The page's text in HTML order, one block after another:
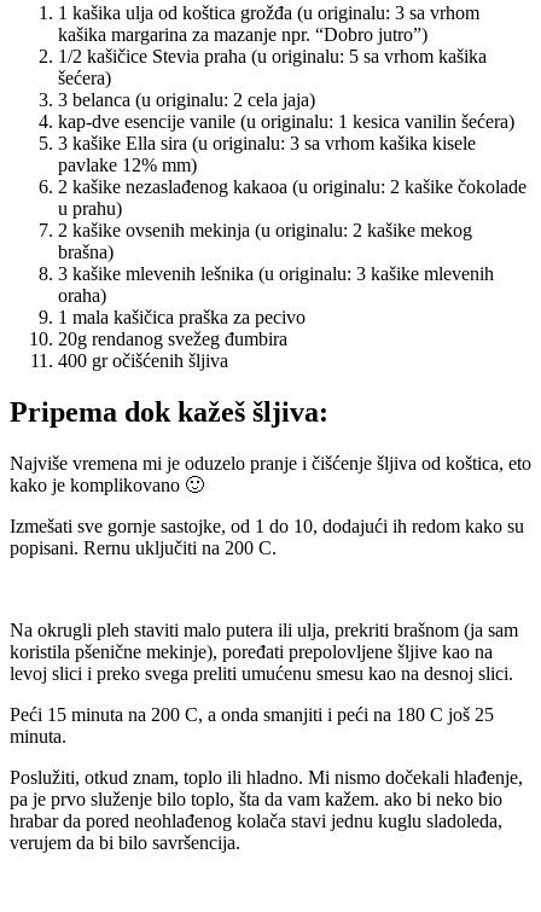
1 kašika ulja od koštica grožđa (u originalu: 3 sa vrhom
kašika margarina za mazanje npr. “Dobro jutro”)
1/2 kašičice Stevia praha (u originalu: 5 sa vrhom kašika
šećera)
3 belanca (u originalu: 2 cela jaja)
kap-dve esencije vanile (u originalu: 1 kesica vanilin šećera)
3 kašike Ella sira (u originalu: 3 sa vrhom kašika kisele
pavlake 12% mm)
2 kašike nezaslađenog kakaoa (u originalu: 2 kašike čokolade
u prahu)
2 kašike ovsenih mekinja (u originalu: 2 kašike mekog
brašna)
3 kašike mlevenih lešnika (u originalu: 3 kašike mlevenih
oraha)
1 mala kašičica praška za pecivo
20g rendanog svežeg đumbira
400 gr očišćenih šljiva
Pripema dok kažeš šljiva:
Najviše vremena mi je oduzelo pranje i čišćenje šljiva od koštica, eto
kako je komplikovano 🙂
Izmešati sve gornje sastojke, od 1 do 10, dodajući ih redom kako su
popisani. Rernu uključiti na 200 C.
Na okrugli pleh staviti malo putera ili ulja, prekriti brašnom (ja sam
koristila pšenične mekinje), poređati prepolovljene šljive kao na
levoj slici i preko svega preliti umućenu smesu kao na desnoj slici.
Peći 15 minuta na 200 C, a onda smanjiti i peći na 180 C još 25
minuta.
Poslužiti, otkud znam, toplo ili hladno. Mi nismo dočekali hlađenje,
pa je prvo služenje bilo toplo, šta da vam kažem. ako bi neko bio
hrabar da pored neohlađenog kolača stavi jednu kuglu sladoleda,
verujem da bi bilo savršencija.